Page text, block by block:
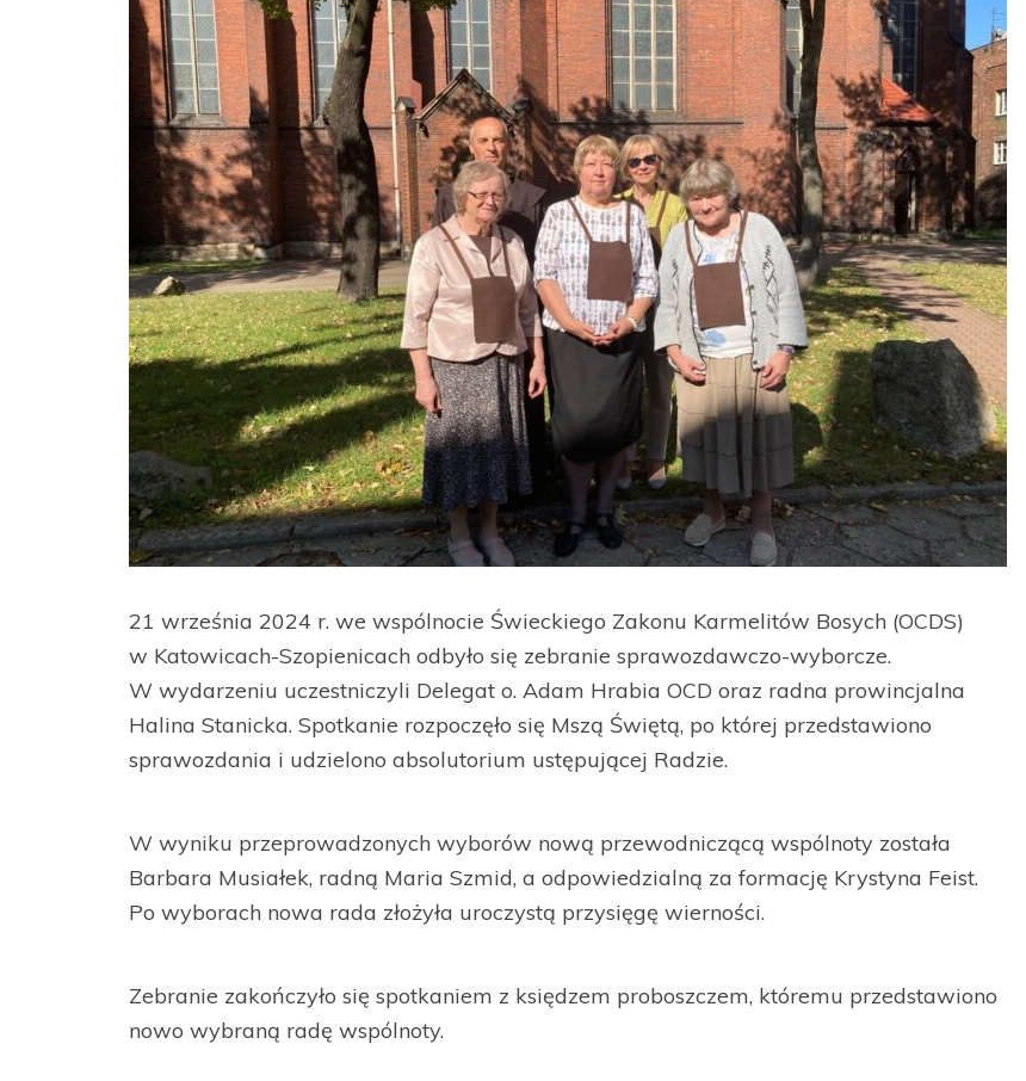
21 września 2024 r. we wspólnocie Świeckiego Zakonu Karmelitów Bosych (OCDS)
w Katowicach-Szopienicach odbyło się zebranie sprawozdawczo-wyborcze.
W wydarzeniu uczestniczyli Delegat o. Adam Hrabia OCD oraz radna prowincjalna
Halina Stanicka. Spotkanie rozpoczęło się Mszą Świętą, po której przedstawiono
sprawozdania i udzielono absolutorium ustępującej Radzie.
W wyniku przeprowadzonych wyborów nową przewodniczącą wspólnoty została
Barbara Musiałek, radną Maria Szmid, a odpowiedzialną za formację Krystyna Feist.
Po wyborach nowa rada złożyła uroczystą przysięgę wierności.
Zebranie zakończyło się spotkaniem z księdzem proboszczem, któremu przedstawiono
nowo wybraną radę wspólnoty.